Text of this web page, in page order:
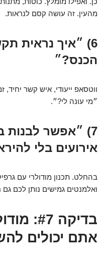
מהעין. זה עושה קסם לנראות.
6) ״איך נראית
הכנס?״
ווטסאפ ייעודי, איש קשר יחיד,
״מי עונה לי?״.
7) ״אפשר לבנות
אירועים בלי
בהחלט. תכנון מודולרי עם
ואלמנטים גמישים נותן לכם גם
בדיקה
אתם יכולים